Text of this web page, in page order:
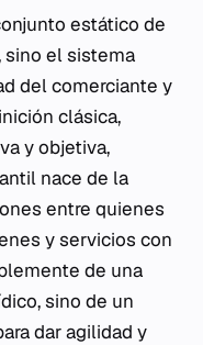
estático de
el sistema
del comerciante y
clásica,
y objetiva,
nace de la
entre quienes
y servicios con
de una
sino de un
dar agilidad y